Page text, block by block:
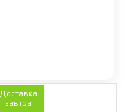
Доставка
завтра